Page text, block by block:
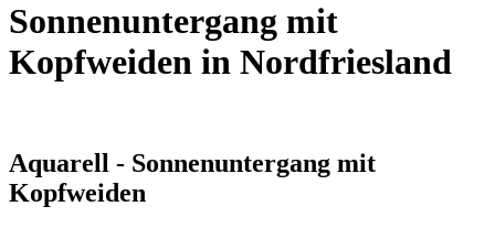
Sonnenuntergang mit
Kopfweiden in Nordfriesland
Aquarell - Sonnenuntergang mit
Kopfweiden